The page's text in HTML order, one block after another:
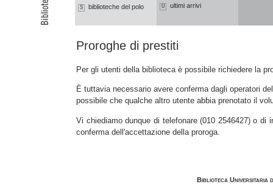
S biblioteche del polo U ultimi arrivi
Proroghe di prestiti
Per gli utenti della biblioteca è possibile richiedere la
È tuttavia necessario avere conferma dagli operatori
possibile che qualche altro utente abbia prenotato il
Vi chiediamo dunque di telefonare (010 2546427) o di
conferma dell'accettazione della proroga.
Biblioteca Universitaria